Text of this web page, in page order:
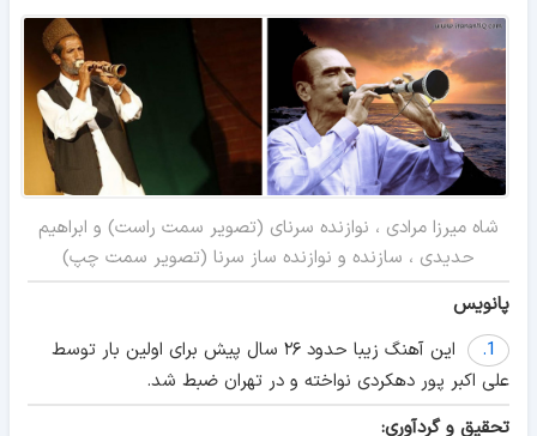
شاه میرزا مرادی ، نوازنده سرنای (تصویر سمت راست) و ابراهیم
حدیدی ، سازنده و نوازنده ساز سرنا (تصویر سمت چپ)
پانویس
1.
این آهنگ زیبا حدود ۲۶ سال پیش برای اولین بار توسط
علی اکبر پور دهکردی نواخته و در تهران ضبط شد.
تحقیق و گردآوری: